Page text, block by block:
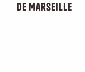
de Marseille